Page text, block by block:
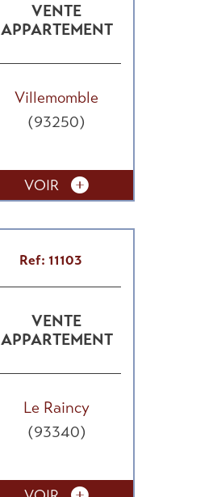
VENTE
APPARTEMENT
Villemomble
(93250)
VOIR
Ref: 11103
VENTE
APPARTEMENT
Le Raincy
(93340)